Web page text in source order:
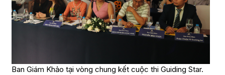
Ban Giám Khảo tại vòng chung kết cuộc thi Guiding Star.